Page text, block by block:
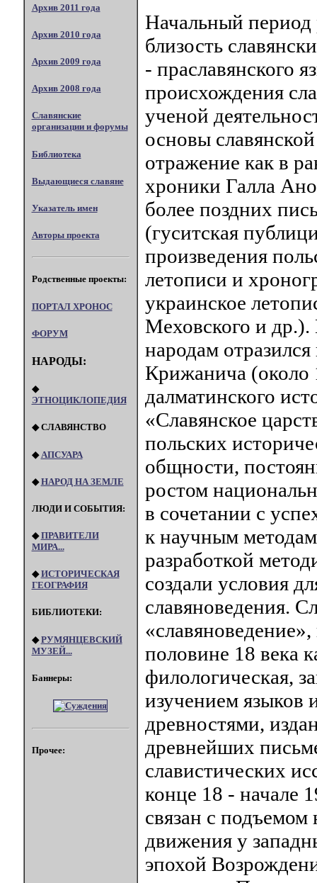
Архив 2011 года
Архив 2010 года
Архив 2009 года
Архив 2008 года
Славянские
организации и форумы
Библиотека
Выдающиеся славяне
Указатель имен
Авторы проекта
Родственные проекты:
ПОРТАЛ XPOHOC
ФОРУМ
НАРОДЫ:
◆
ЭТНОЦИКЛОПЕДИЯ
◆ СЛАВЯНСТВО
◆ АПСУАРА
◆НАРОД НА ЗЕМЛЕ
ЛЮДИ И СОБЫТИЯ:
◆ПРАВИТЕЛИ
МИРА...
◆ИСТОРИЧЕСКАЯ
ГЕОГРАФИЯ
БИБЛИОТЕКИ:
◆РУМЯНЦЕВСКИЙ
МУЗЕЙ...
Баннеры:
Прочее:
Начальный период
близость
- праславянского
происхождения
ученой
основы
отражение как в
хроники Галла
более поздних
(гуситская
произведения
летописи и
украинское
Меховского и др.).
народам
Крижанича (около
далматинского
«Славянское
польских
общности,
ростом
в сочетании с
к научным
разработкой
создали условия
славяноведения.
половине 18 века
филологическая,
изучением языков
древностями,
древнейших
славистических
конце 18 - начале
связан с
движения у
эпохой